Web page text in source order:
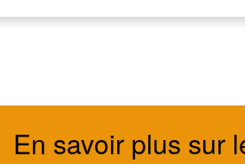
En savoir plus sur